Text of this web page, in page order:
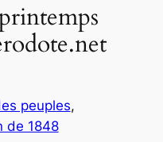
peuples
de 1848